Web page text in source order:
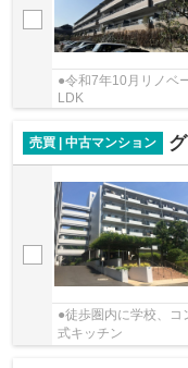
●令和7年10月リノベ
LDK
売買 | 中古マンション
●徒歩圏内に学校、コ
式キッチン